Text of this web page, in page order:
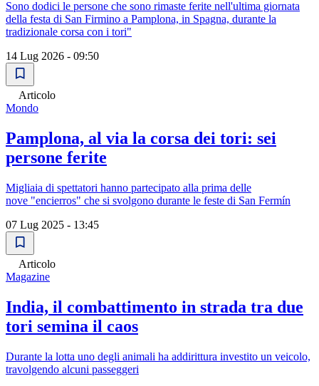
Sono dodici le persone che sono rimaste ferite nell'ultima giornata
della festa di San Firmino a Pamplona, in Spagna, durante la
tradizionale corsa con i tori"
14 Lug 2026 - 09:50
Articolo
Mondo
Pamplona, al via la corsa dei tori: sei
persone ferite
Migliaia di spettatori hanno partecipato alla prima delle
nove "encierros" che si svolgono durante le feste di San Fermín
07 Lug 2025 - 13:45
Articolo
Magazine
India, il combattimento in strada tra due
tori semina il caos
Durante la lotta uno degli animali ha addirittura investito un veicolo,
travolgendo alcuni passeggeri